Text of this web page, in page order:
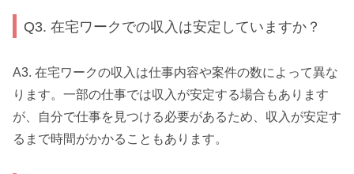
Q3. 在宅ワークでの収入は安定していますか？
A3. 在宅ワークの収入は仕事内容や案件の数によって異な
ります。一部の仕事では収入が安定する場合もあります
が、自分で仕事を見つける必要があるため、収入が安定す
るまで時間がかかることもあります。